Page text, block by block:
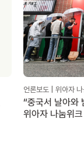
언론보도 | 위아자
“중국서 날아와
위아자 나눔위